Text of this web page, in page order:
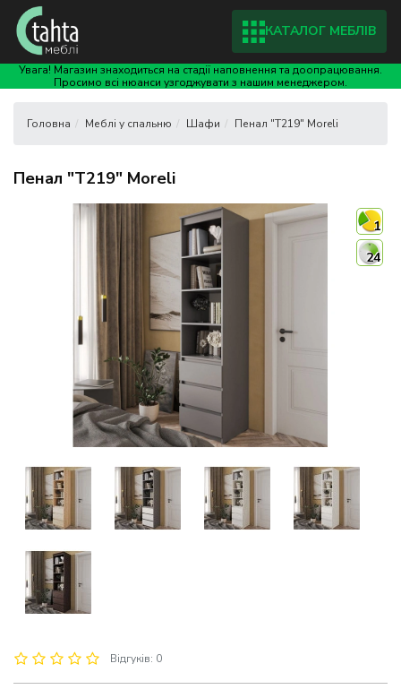
Увага! Магазин знаходиться на стадії наповнення та доопрацювання.
Просимо всі нюанси узгоджувати з нашим менеджером.
КАТАЛОГ МЕБЛІВ
Меблі у спальню Шафи Пенал "T219" Moreli
Пенал "T219" Moreli
1
24
Відгуків: 0